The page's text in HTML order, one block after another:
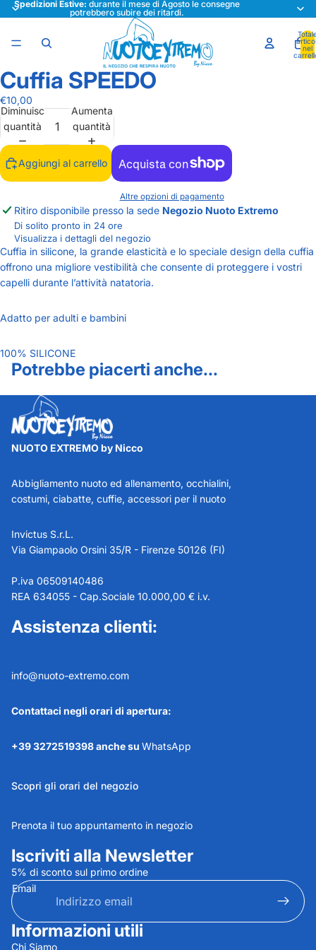
Spedizioni Estive: durante il mese di Agosto le consegne
potrebbero subire dei ritardi.
nel
Apri
immagine
a
schermo
intero
Cuffia SPEEDO
€10,00
Diminuisci
quantità
Aumenta
quantità
Aggiungi al carrello
Altre opzioni di pagamento
Ritiro disponibile presso la sede Negozio Nuoto Extremo
Di solito pronto in 24 ore
Visualizza i dettagli del negozio
Cuffia in silicone, la grande elasticità e lo speciale design della cuffia
offrono una migliore vestibilità che consente di proteggere i vostri
capelli durante l’attività natatoria.
Adatto per adulti e bambini
100% SILICONE
Potrebbe piacerti anche...
NUOTO EXTREMO by Nicco
Abbigliamento nuoto ed allenamento, occhialini,
costumi, ciabatte, cuffie, accessori per il nuoto
Invictus S.r.L.
Via Giampaolo Orsini 35/R - Firenze 50126 (FI)
P.iva 06509140486
REA 634055 - Cap.Sociale 10.000,00 € i.v.
Assistenza clienti:
info@nuoto-extremo.com
Contattaci negli orari di apertura:
+39 3272519398 anche su WhatsApp
Scopri gli orari del negozio
Prenota il tuo appuntamento in negozio
Iscriviti alla Newsletter
5% di sconto sul primo ordine
Email
Informazioni utili
Chi Siamo
Informativa sulla privacy